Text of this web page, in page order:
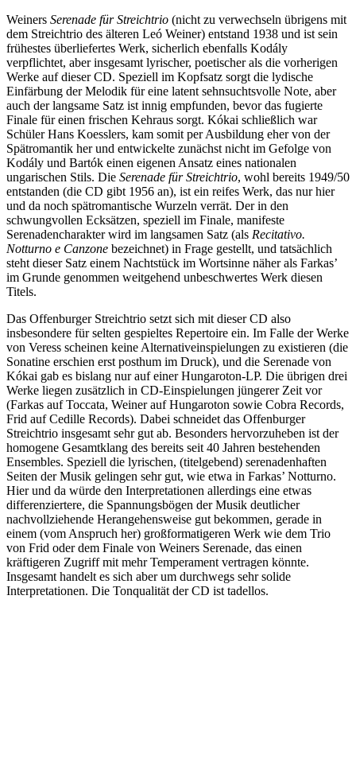
Weiners Serenade für Streichtrio (nicht zu verwechseln übrigens mit
dem Streichtrio des älteren Leó Weiner) entstand 1938 und ist sein
frühestes überliefertes Werk, sicherlich ebenfalls Kodály
verpflichtet, aber insgesamt lyrischer, poetischer als die vorherigen
Werke auf dieser CD. Speziell im Kopfsatz sorgt die lydische
Einfärbung der Melodik für eine latent sehnsuchtsvolle Note, aber
auch der langsame Satz ist innig empfunden, bevor das fugierte
Finale für einen frischen Kehraus sorgt. Kókai schließlich war
Schüler Hans Koesslers, kam somit per Ausbildung eher von der
Spätromantik her und entwickelte zunächst nicht im Gefolge von
Kodály und Bartók einen eigenen Ansatz eines nationalen
ungarischen Stils. Die Serenade für Streichtrio, wohl bereits 1949/50
entstanden (die CD gibt 1956 an), ist ein reifes Werk, das nur hier
und da noch spätromantische Wurzeln verrät. Der in den
schwungvollen Ecksätzen, speziell im Finale, manifeste
Serenadencharakter wird im langsamen Satz (als Recitativo.
Notturno e Canzone bezeichnet) in Frage gestellt, und tatsächlich
steht dieser Satz einem Nachtstück im Wortsinne näher als Farkas’
im Grunde genommen weitgehend unbeschwertes Werk diesen
Titels.
Das Offenburger Streichtrio setzt sich mit dieser CD also
insbesondere für selten gespieltes Repertoire ein. Im Falle der Werke
von Veress scheinen keine Alternativeinspielungen zu existieren (die
Sonatine erschien erst posthum im Druck), und die Serenade von
Kókai gab es bislang nur auf einer Hungaroton-LP. Die übrigen drei
Werke liegen zusätzlich in CD-Einspielungen jüngerer Zeit vor
(Farkas auf Toccata, Weiner auf Hungaroton sowie Cobra Records,
Frid auf Cedille Records). Dabei schneidet das Offenburger
Streichtrio insgesamt sehr gut ab. Besonders hervorzuheben ist der
homogene Gesamtklang des bereits seit 40 Jahren bestehenden
Ensembles. Speziell die lyrischen, (titelgebend) serenadenhaften
Seiten der Musik gelingen sehr gut, wie etwa in Farkas’ Notturno.
Hier und da würde den Interpretationen allerdings eine etwas
differenziertere, die Spannungsbögen der Musik deutlicher
nachvollziehende Herangehensweise gut bekommen, gerade in
einem (vom Anspruch her) großformatigeren Werk wie dem Trio
von Frid oder dem Finale von Weiners Serenade, das einen
kräftigeren Zugriff mit mehr Temperament vertragen könnte.
Insgesamt handelt es sich aber um durchwegs sehr solide
Interpretationen. Die Tonqualität der CD ist tadellos.